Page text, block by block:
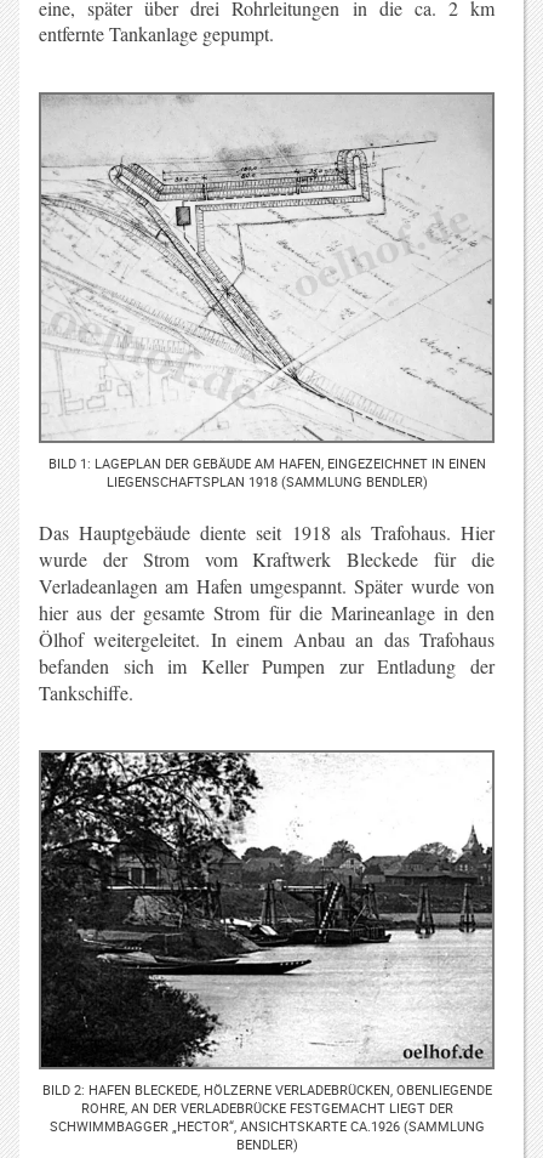
eine, später über drei Rohrleitungen in die ca. 2 km
entfernte Tankanlage gepumpt.
BILD 1: LAGEPLAN DER GEBÄUDE AM HAFEN, EINGEZEICHNET IN EINEN
LIEGENSCHAFTSPLAN 1918 (SAMMLUNG BENDLER)
Das Hauptgebäude diente seit 1918 als Trafohaus. Hier
wurde der Strom vom Kraftwerk Bleckede für die
Verladeanlagen am Hafen umgespannt. Später wurde von
hier aus der gesamte Strom für die Marineanlage in den
Ölhof weitergeleitet. In einem Anbau an das Trafohaus
befanden sich im Keller Pumpen zur Entladung der
Tankschiffe.
BILD 2: HAFEN BLECKEDE, HÖLZERNE VERLADEBRÜCKEN, OBENLIEGENDE
ROHRE, AN DER VERLADEBRÜCKE FESTGEMACHT LIEGT DER
SCHWIMMBAGGER „HECTOR“, ANSICHTSKARTE CA.1926 (SAMMLUNG
BENDLER)